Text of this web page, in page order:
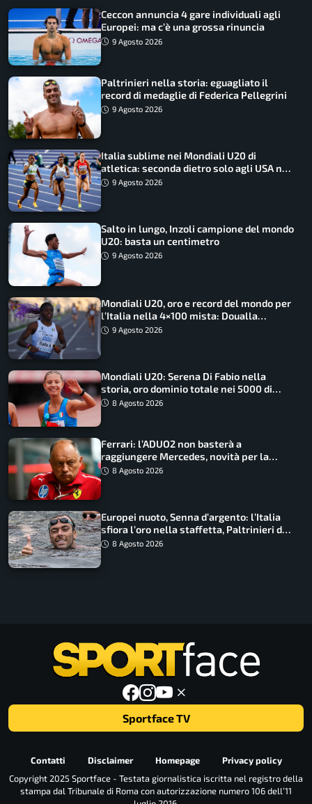
Ceccon annuncia 4 gare individuali agli
Europei: ma c’è una grossa rinuncia
9 Agosto 2026
Paltrinieri nella storia: eguagliato il
record di medaglie di Federica Pellegrini
9 Agosto 2026
Italia sublime nei Mondiali U20 di
atletica: seconda dietro solo agli USA nel
medagliere
9 Agosto 2026
Salto in lungo, Inzoli campione del mondo
U20: basta un centimetro
9 Agosto 2026
Mondiali U20, oro e record del mondo per
l’Italia nella 4×100 mista: Doualla
straordinaria
9 Agosto 2026
Mondiali U20: Serena Di Fabio nella
storia, oro dominio totale nei 5000 di
marcia
8 Agosto 2026
Ferrari: l’ADUO2 non basterà a
raggiungere Mercedes, novità per la
Macarena
8 Agosto 2026
Europei nuoto, Senna d’argento: l’Italia
sfiora l’oro nella staffetta, Paltrinieri da
urlo, il bilancio azzurro
8 Agosto 2026
Sportface TV
Contatti Disclaimer Homepage
Privacy policy
Copyright 2025 Sportface - Testata giornalistica iscritta nel registro della
stampa dal Tribunale di Roma con autorizzazione numero 106 dell’11